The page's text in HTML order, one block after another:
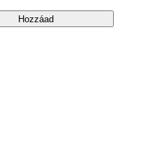
Hozzáad